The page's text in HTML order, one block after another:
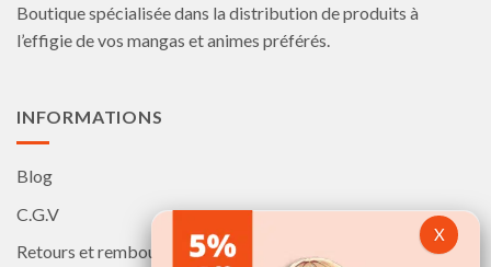
Boutique spécialisée dans la distribution de produits à
l’effigie de vos mangas et animes préférés.
INFORMATIONS
Blog
C.G.V
Retours et remboursements